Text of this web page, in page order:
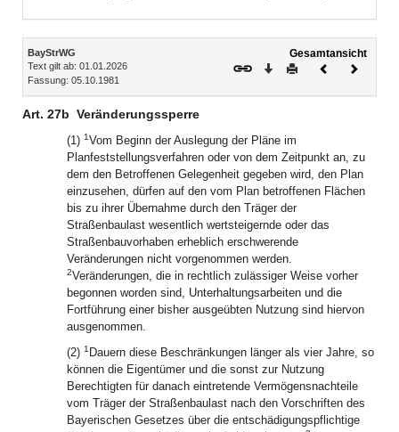
Inhalt
BayStrWG
Text gilt ab: 01.01.2026
Fassung: 05.10.1981
Gesamtansicht
Download
DruckenVorheriges
Art. 27b Veränderungssperre
(1) 1Vom Beginn der Auslegung der Pläne im
Planfeststellungsverfahren oder von dem Zeitpunkt an, zu
dem den Betroffenen Gelegenheit gegeben wird, den Plan
einzusehen, dürfen auf den vom Plan betroffenen Flächen
bis zu ihrer Übernahme durch den Träger der
Straßenbaulast wesentlich wertsteigernde oder das
Straßenbauvorhaben erheblich erschwerende
Veränderungen nicht vorgenommen werden.
2Veränderungen, die in rechtlich zulässiger Weise vorher
begonnen worden sind, Unterhaltungsarbeiten und die
Fortführung einer bisher ausgeübten Nutzung sind hiervon
ausgenommen.
(2) 1 Dauern diese Beschränkungen länger als vier Jahre, so
können die Eigentümer und die sonst zur Nutzung
Berechtigten für danach eintretende Vermögensnachteile
vom Träger der Straßenbaulast nach den Vorschriften des
Bayerischen Gesetzes über die entschädigungspflichtige